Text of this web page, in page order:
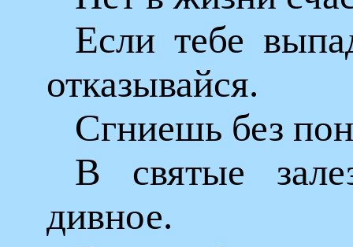
Если тебе
отказывайся.
Сгниешь без
В святые
дивное.